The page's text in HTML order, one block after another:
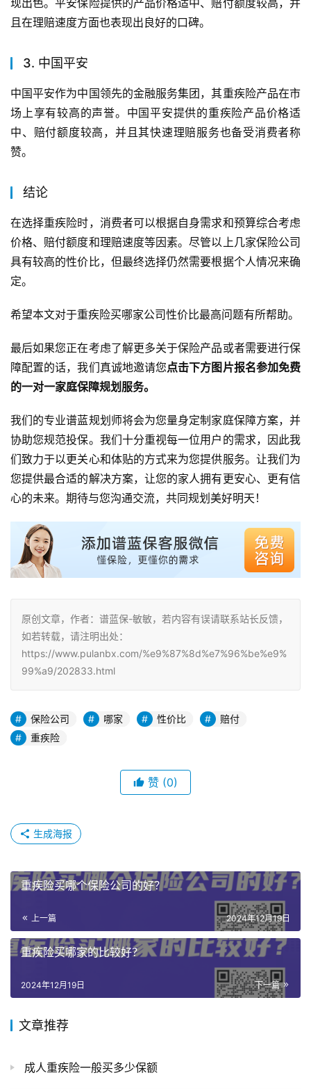
且在理赔速度方面也表现出良好的口碑。
3. 中国平安
中国平安作为中国领先的金融服务集团，其重疾险产品在市
场上享有较高的声誉。中国平安提供的重疾险产品价格适
中、赔付额度较高，并且其快速理赔服务也备受消费者称
赞。
结论
在选择重疾险时，消费者可以根据自身需求和预算综合考虑
价格、赔付额度和理赔速度等因素。尽管以上几家保险公司
具有较高的性价比，但最终选择仍然需要根据个人情况来确
定。
希望本文对于重疾险买哪家公司性价比最高问题有所帮助。
最后如果您正在考虑了解更多关于保险产品或者需要进行保
障配置的话，我们真诚地邀请您点击下方图片报名参加免费
的一对一家庭保障规划服务。
我们的专业谱蓝规划师将会为您量身定制家庭保障方案，并
协助您规范投保。我们十分重视每一位用户的需求，因此我
们致力于以更关心和体贴的方式来为您提供服务。让我们为
您提供最合适的解决方案，让您的家人拥有更安心、更有信
心的未来。期待与您沟通交流，共同规划美好明天！
原创文章，作者：谱蓝保-敏敏，若内容有误请联系站长反馈，
如若转载，请注明出处：
https://www.pulanbx.com/%e9%87%8d%e7%96%be%e9%
99%a9/202833.html
保险公司 哪家 性价比
赔付
重疾险
赞 (0)
生成海报
重疾险买哪个保险公司的好？
上一篇 2024年12月19日
重疾险买哪家的比较好？
下一篇
2024年12月19日
文章推荐
成人重疾险一般买多少保额